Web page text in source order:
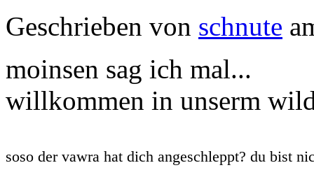
Geschrieben von schnute
moinsen sag ich mal...
willkommen in unserm
soso der vawra hat dich angeschleppt? du bist